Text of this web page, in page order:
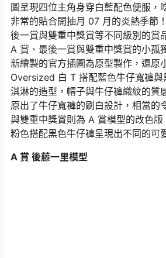
圖呈現四位主角身穿白藍配色便服，
非常的貼合開抽月 07 月的炎熱季節
後一賞與雙重中獎賞等不同級別的賞
A 賞、最後一賞與雙重中獎賞的小孤
新繪製的官方插圖為原型製作，還原
Oversized 白 T 搭配藍色牛仔寬褲與
淇淋的造型，帽子與牛仔褲織紋的質
原出了牛仔寬褲的刷白設計，相當的
與雙重中獎賞則為 A 賞模型的改色
粉色搭配黑色牛仔褲呈現出不同的可
A 賞 後藤一里模型